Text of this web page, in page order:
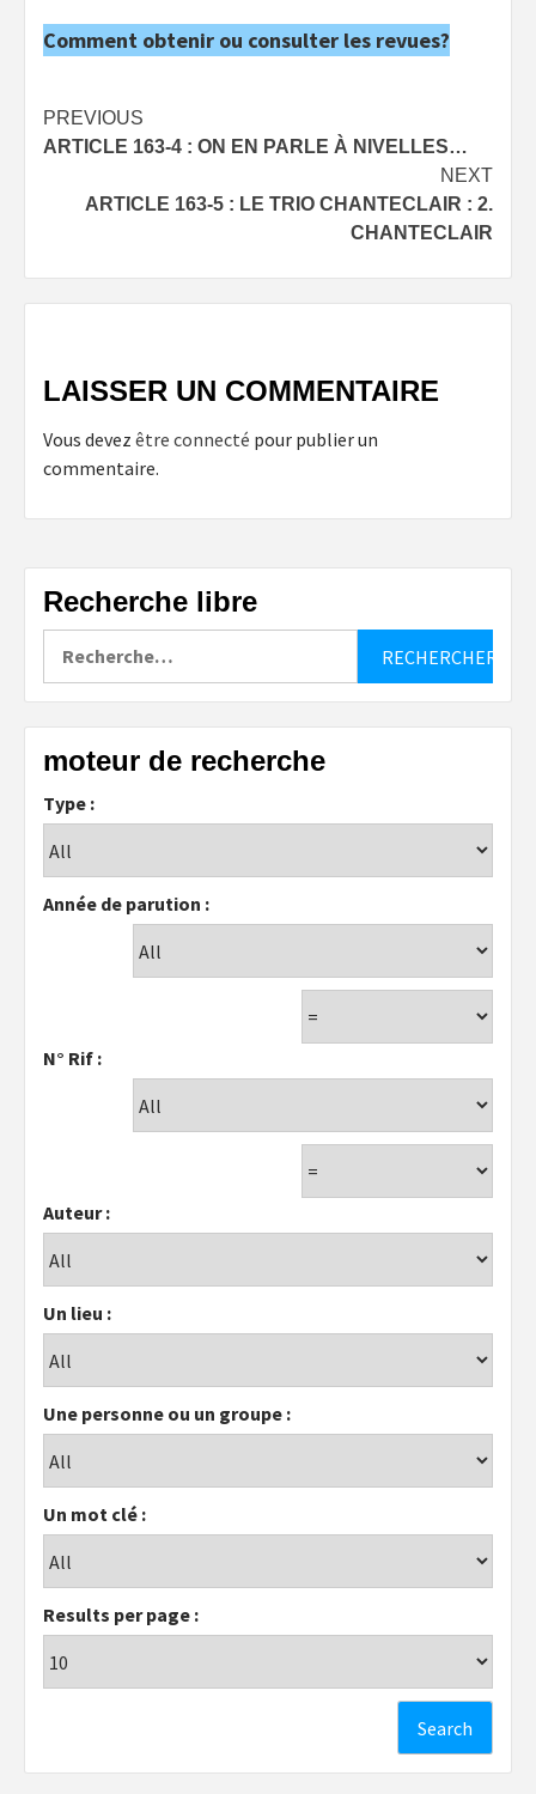
Comment obtenir ou consulter les revues?
Post
navigation
PREVIOUS
ARTICLE 163-4 : ON EN PARLE À NIVELLES…
NEXT
ARTICLE 163-5 : LE TRIO CHANTECLAIR : 2.
CHANTECLAIR
LAISSER UN COMMENTAIRE
Vous devez être connecté pour publier un
commentaire.
Recherche libre
moteur de recherche
Type :
Année de parution :
N° Rif :
Auteur :
Un lieu :
Une personne ou un groupe :
Un mot clé :
Results per page :